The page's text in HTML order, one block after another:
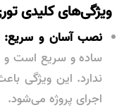
ویژگی‌های کلیدی
نصب آسان و سریع:
ساده و سریع است
ندارد. این ویژگی
اجرای پروژه می‌شود.